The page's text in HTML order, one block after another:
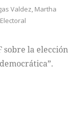
Valdez, Martha
sobre la elección